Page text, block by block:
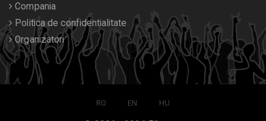
Compania
Politica de confidentialitate
Organizatori
RO EN HU